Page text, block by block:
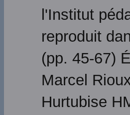
l'Institut
reproduit
(pp. 45-67)
Marcel
Hurtubise